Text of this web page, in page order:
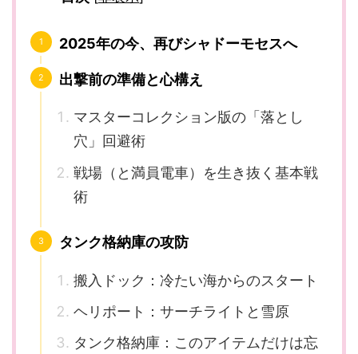
2025年の今、再びシャドーモセスへ
出撃前の準備と心構え
マスターコレクション版の「落とし
穴」回避術
戦場（と満員電車）を生き抜く基本戦
術
タンク格納庫の攻防
搬入ドック：冷たい海からのスタート
ヘリポート：サーチライトと雪原
タンク格納庫：このアイテムだけは忘